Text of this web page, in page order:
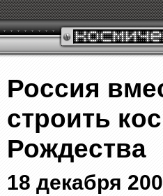
Россия
строить
Рождества
18 декабря